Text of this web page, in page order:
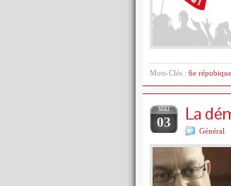
Mots-Clés : 6e répubique
MAI
03 La
Général